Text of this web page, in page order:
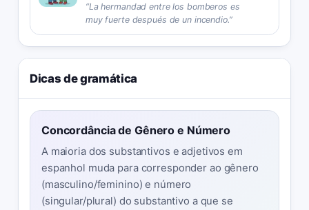
“La hermandad entre los bomberos es
muy fuerte después de un incendio.”
Dicas de gramática
Concordância de Gênero e Número
A maioria dos substantivos e adjetivos em
espanhol muda para corresponder ao gênero
(masculino/feminino) e número
(singular/plural) do substantivo a que se